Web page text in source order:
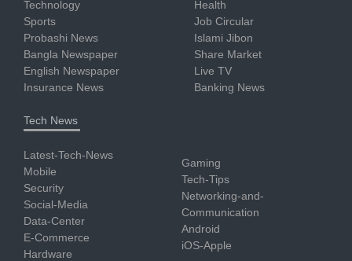
Technology
Sports
Probashi News
Bangla Newspaper
English Newspaper
Insurance News
Health
Job Circular
Islami Jibon
Share Market
Live TV
Banking News
Tech News
Latest-Tech-News
Mobile
Security
Social-Media
Data-Center
E-Commerce
Hardware
Gaming
Tech-Tips
Networking-and-
Communication
Android
iOS-Apple